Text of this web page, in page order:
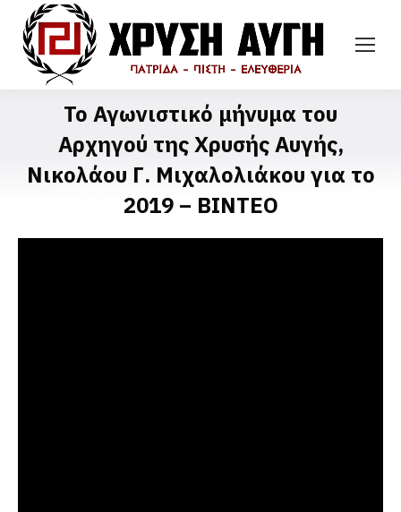
Το Αγωνιστικό μήνυμα του
Αρχηγού της Χρυσής Αυγής,
Νικολάου Γ. Μιχαλολιάκου για το
2019 – ΒΙΝΤΕΟ